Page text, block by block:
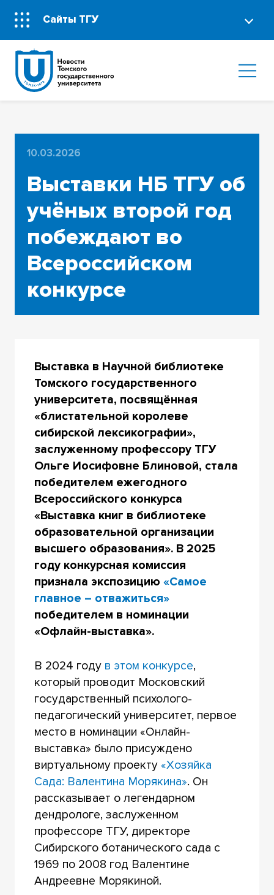
Сайты ТГУ
10.03.2026
Выставки НБ ТГУ об
учёных второй год
побеждают во
Всероссийском
конкурсе
Выставка в Научной библиотеке
Томского государственного
университета, посвящённая
«блистательной королеве
сибирской лексикографии»,
заслуженному профессору ТГУ
Ольге Иосифовне Блиновой, стала
победителем ежегодного
Всероссийского конкурса
«Выставка книг в библиотеке
образовательной организации
высшего образования». В 2025
году конкурсная комиссия
признала экспозицию «Самое
главное – отважиться»
победителем в номинации
«Офлайн-выставка».
В 2024 году в этом конкурсе,
который проводит Московский
государственный психолого-
педагогический университет, первое
место в номинации «Онлайн-
выставка» было присуждено
виртуальному проекту «Хозяйка
Сада: Валентина Морякина». Он
рассказывает о легендарном
дендрологе, заслуженном
профессоре ТГУ, директоре
Сибирского ботанического сада с
1969 по 2008 год Валентине
Андреевне Морякиной.